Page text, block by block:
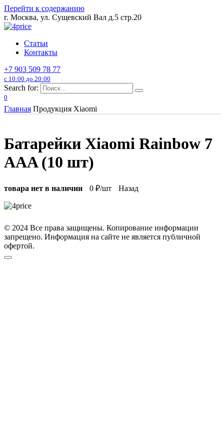
Перейти к содержанию
г. Москва, ул. Сущевский Вал д.5 стр.20
Статьи
Контакты
+7 903 509 78 77
с 10:00 до 20:00
Search for:
0
Главная Продукция Xiaomi
Батарейки Xiaomi Rainbow 7
AAA (10 шт)
товара нет в наличии 0 ₽/шт Назад
© 2024 Все права защищены. Копирование информации
запрещено. Информация на сайте не является публичной
офертой.